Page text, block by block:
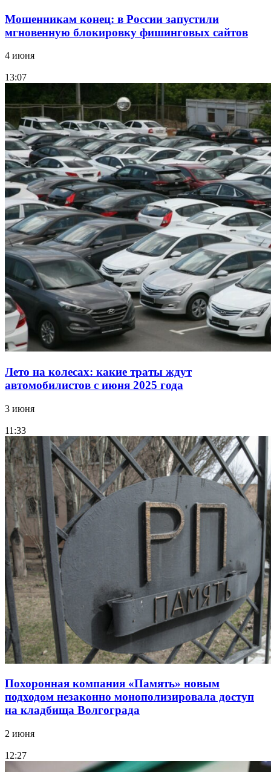
Мошенникам конец: в России запустили
мгновенную блокировку фишинговых сайтов
4 июня
13:07
Лето на колесах: какие траты ждут
автомобилистов с июня 2025 года
3 июня
11:33
Похоронная компания «Память» новым
подходом незаконно монополизировала доступ
на кладбища Волгограда
2 июня
12:27